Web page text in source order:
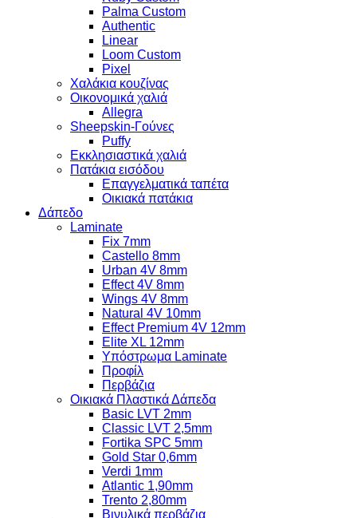
Palma Custom
Authentic
Linear
Loom Custom
Pixel
Χαλάκια κουζίνας
Οικονομικά χαλιά
Allegra
Sheepskin-Γούνες
Puffy
Εκκλησιαστικά χαλιά
Πατάκια εισόδου
Επαγγελματικά ταπέτα
Οικιακά πατάκια
Δάπεδο
Laminate
Fix 7mm
Castello 8mm
Urban 4V 8mm
Effect 4V 8mm
Wings 4V 8mm
Natural 4V 10mm
Effect Premium 4V 12mm
Elite XL 12mm
Υπόστρωμα Laminate
Προφίλ
Περβάζια
Οικιακά Πλαστικά Δάπεδα
Basic LVT 2mm
Classic LVT 2,5mm
Fortika SPC 5mm
Gold Star 0,6mm
Verdi 1mm
Atlantic 1,90mm
Trento 2,80mm
Βινυλικά περβάζια